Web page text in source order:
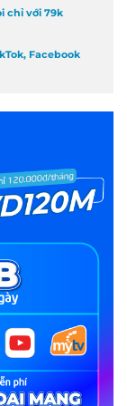
chỉ với 79k
Facebook